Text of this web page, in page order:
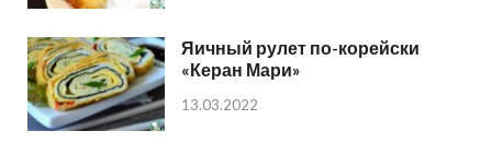
Яичный рулет по-корейски
«Керан Мари»
13.03.2022